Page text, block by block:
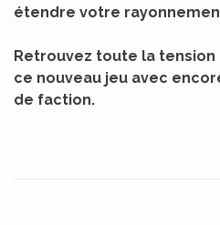
étendre votre
Retrouvez toute la tension
ce nouveau jeu avec
de faction.